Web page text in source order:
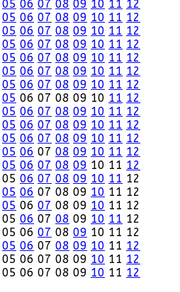
05 06 07 08 09 10 11 12
05 06 07 08 09 10 11 12
05 06 07 08 09 10 11 12
05 06 07 08 09 10 11 12
05 06 07 08 09 10 11 12
05 06 07 08 09 10 11 12
05 06 07 08 09 10 11 12
05 06 07 08 09 10 11 12
05 06 07 08 09 10 11 12
05 06 07 08 09 10 11 12
05 06 07 08 09 10 11 12
05 06 07 08 09 10 11 12
05 06 07 08 09 10 11 12
05 06 07 08 09 10 11 12
05 06 07 08 09 10 11 12
05 06 07 08 09 10 11 12
05 06 07 08 09 10 11 12
05 06 07 08 09 10 11 12
05 06 07 08 09 10 11 12
05 06 07 08 09 10 11 12
05 06 07 08 09 10 11 12